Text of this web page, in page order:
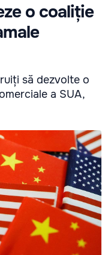
o coaliție
să dezvolte o
a SUA,